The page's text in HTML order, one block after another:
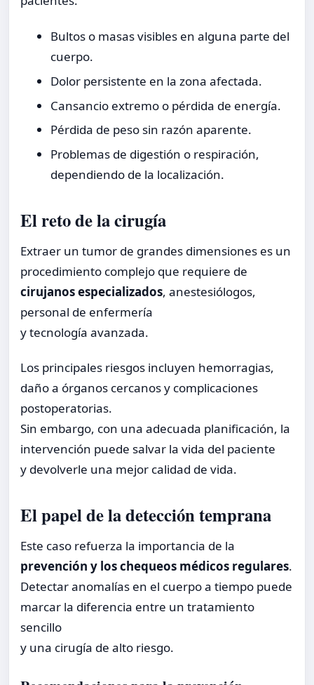
Bultos o masas visibles en alguna parte del
cuerpo.
Dolor persistente en la zona afectada.
Cansancio extremo o pérdida de energía.
Pérdida de peso sin razón aparente.
Problemas de digestión o respiración,
dependiendo de la localización.
El reto de la cirugía
Extraer un tumor de grandes dimensiones es un
procedimiento complejo que requiere de
cirujanos especializados, anestesiólogos,
personal de enfermería
y tecnología avanzada.
Los principales riesgos incluyen hemorragias,
daño a órganos cercanos y complicaciones
postoperatorias.
Sin embargo, con una adecuada planificación, la
intervención puede salvar la vida del paciente
y devolverle una mejor calidad de vida.
El papel de la detección temprana
Este caso refuerza la importancia de la
prevención y los chequeos médicos regulares.
Detectar anomalías en el cuerpo a tiempo puede
marcar la diferencia entre un tratamiento
sencillo
y una cirugía de alto riesgo.